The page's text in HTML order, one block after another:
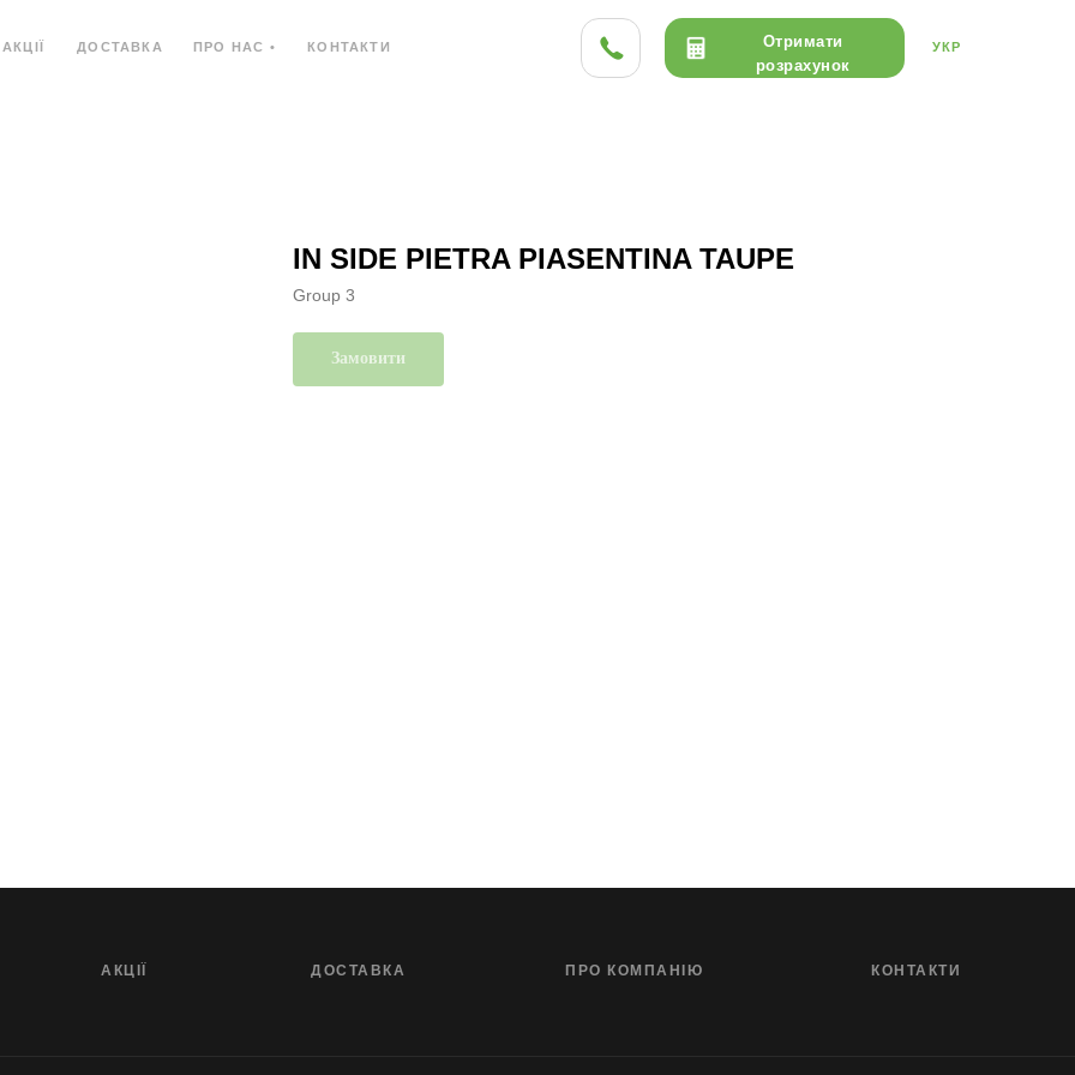
АКЦІЇ ДОСТАВКА ПРО НАС • КОНТАКТИ УКР
Отримати
розрахунок
IN SIDE PIETRA PIASENTINA TAUPE
Group 3
Замовити
АКЦІЇ ДОСТАВКА ПРО КОМПАНІЮ КОНТАКТИ